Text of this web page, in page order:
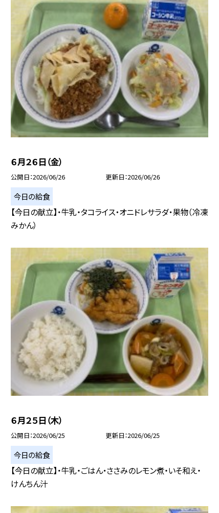
６月２６日（金）
公開日 2026/06/26 更新日 2026/06/26
今日の給食
【今日の献立】・牛乳・タコライス・オニドレサラダ・果物（冷凍
みかん）
６月２５日（木）
公開日 2026/06/25 更新日 2026/06/25
今日の給食
【今日の献立】・牛乳・ごはん・ささみのレモン煮・いそ和え・
けんちん汁